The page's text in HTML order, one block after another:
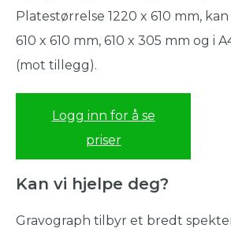
Platestørrelse 1220 x 610 mm,
610 x 610 mm, 610 x 305 mm og i
(mot tillegg).
Logg inn for å se
priser
Kan vi hjelpe deg?
Gravograph tilbyr et bredt